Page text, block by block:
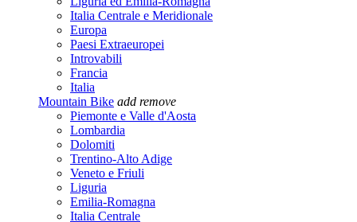
Italia Centrale e Meridionale
Europa
Paesi Extraeuropei
Introvabili
Francia
Italia
Mountain Bike add remove
Piemonte e Valle d'Aosta
Lombardia
Dolomiti
Trentino-Alto Adige
Veneto e Friuli
Liguria
Emilia-Romagna
Italia Centrale